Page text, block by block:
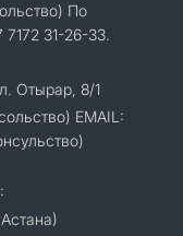
По
31-26-33.
Отырар, 8/1
EMAIL: